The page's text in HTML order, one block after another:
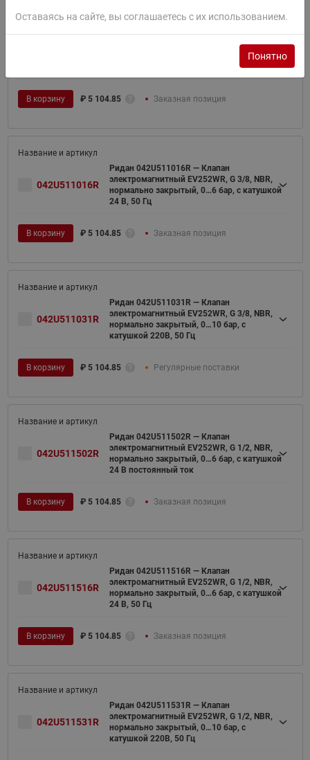
Ридан 042U511002R — Клапан
электромагнитный EV252WR, G 3/8, NBR,
нормально закрытый, 0…6 бар, с катушкой
В корзину ₽ 5 104.85 Заказная позиция
042U511016R
Ридан 042U511016R — Клапан
электромагнитный EV252WR, G 3/8, NBR,
нормально закрытый, 0…6 бар, с катушкой
24 В, 50 Гц
В корзину ₽ 5 104.85 Заказная позиция
042U511031R
Ридан 042U511031R — Клапан
электромагнитный EV252WR, G 3/8, NBR,
нормально закрытый, 0…10 бар, с
катушкой 220В, 50 Гц
В корзину ₽ 5 104.85 Регулярные поставки
042U511502R
Ридан 042U511502R — Клапан
электромагнитный EV252WR, G 1/2, NBR,
нормально закрытый, 0…6 бар, с катушкой
24 В постоянный ток
В корзину ₽ 5 104.85 Заказная позиция
042U511516R
Ридан 042U511516R — Клапан
электромагнитный EV252WR, G 1/2, NBR,
нормально закрытый, 0…6 бар, с катушкой
24 В, 50 Гц
В корзину ₽ 5 104.85 Заказная позиция
042U511531R
Ридан 042U511531R — Клапан
электромагнитный EV252WR, G 1/2, NBR,
нормально закрытый, 0…10 бар, с
катушкой 220В, 50 Гц
Оставаясь на сайте, вы соглашаетесь с их использованием.
Понятно